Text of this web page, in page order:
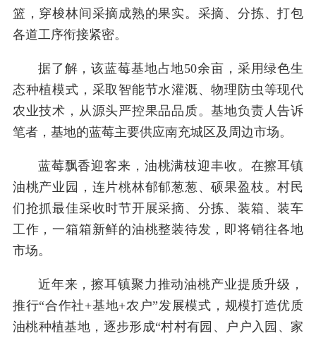
篮，穿梭林间采摘成熟的果实。采摘、分拣、打包
各道工序衔接紧密。
据了解，该蓝莓基地占地50余亩，采用绿色生
态种植模式，采取智能节水灌溉、物理防虫等现代
农业技术，从源头严控果品品质。基地负责人告诉
笔者，基地的蓝莓主要供应南充城区及周边市场。
蓝莓飘香迎客来，油桃满枝迎丰收。在擦耳镇
油桃产业园，连片桃林郁郁葱葱、硕果盈枝。村民
们抢抓最佳采收时节开展采摘、分拣、装箱、装车
工作，一箱箱新鲜的油桃整装待发，即将销往各地
市场。
近年来，擦耳镇聚力推动油桃产业提质升级，
推行“合作社+基地+农户”发展模式，规模打造优质
油桃种植基地，逐步形成“村村有园、户户入园、家